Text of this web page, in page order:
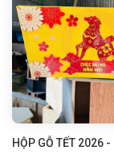
HỘP GỖ TẾT 2026